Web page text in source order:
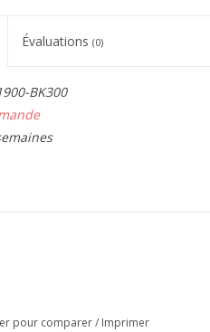
Évaluations (0)
BK300
pour comparer/ Imprimer